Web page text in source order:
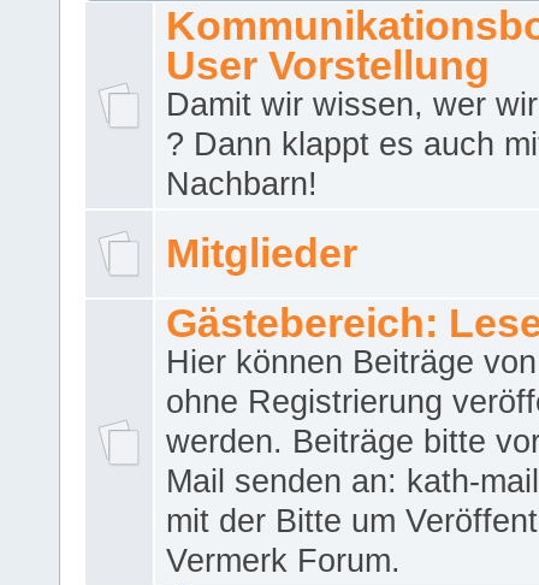
User Vorstellung
Damit wir wissen, wer
? Dann klappt es auch
Nachbarn!
Mitglieder
Gästebereich:
Hier können Beiträge
ohne Registrierung
werden. Beiträge bitte
Mail senden an: kath-
mit der Bitte um
Vermerk Forum.